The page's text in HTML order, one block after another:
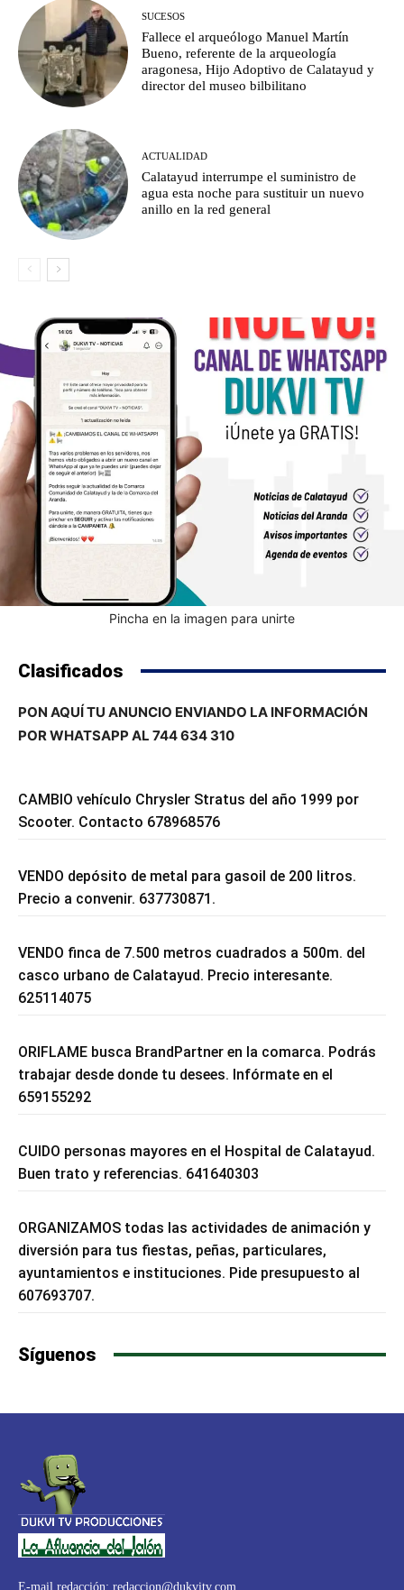
SUCESOS
Fallece el arqueólogo Manuel Martín
Bueno, referente de la arqueología
aragonesa, Hijo Adoptivo de Calatayud y
director del museo bilbilitano
ACTUALIDAD
Calatayud interrumpe el suministro de
agua esta noche para sustituir un nuevo
anillo en la red general
Pincha en la imagen para unirte
Clasificados
PON AQUÍ TU ANUNCIO ENVIANDO LA INFORMACIÓN
POR WHATSAPP AL 744 634 310
CAMBIO vehículo Chrysler Stratus del año 1999 por
Scooter. Contacto 678968576
VENDO depósito de metal para gasoil de 200 litros.
Precio a convenir. 637730871.
VENDO finca de 7.500 metros cuadrados a 500m. del
casco urbano de Calatayud. Precio interesante.
625114075
ORIFLAME busca BrandPartner en la comarca. Podrás
trabajar desde donde tu desees. Infórmate en el
659155292
CUIDO personas mayores en el Hospital de Calatayud.
Buen trato y referencias. 641640303
ORGANIZAMOS todas las actividades de animación y
diversión para tus fiestas, peñas, particulares,
ayuntamientos e instituciones. Pide presupuesto al
607693707.
Síguenos
E-mail redacción: redaccion@dukvitv.com